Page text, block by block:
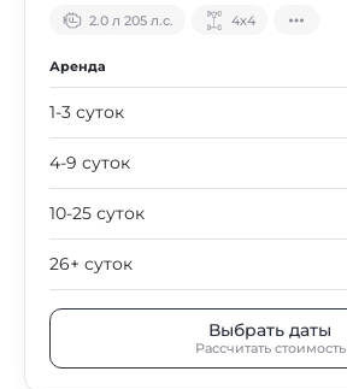
2.0 л 205 л.с. 4х4
Аренда
1-3 суток
4-9 суток
10-25 суток
26+ суток
Выбрать даты
Рассчитать стоимость